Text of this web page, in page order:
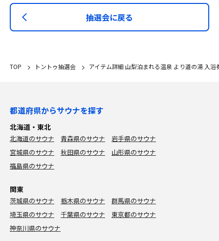
抽選会に戻る
TOP トントゥ抽選会 アイテム詳細 山梨泊まれる温泉 より道の湯 入浴
都道府県からサウナを探す
北海道・東北
北海道のサウナ 青森県のサウナ
岩手県のサウナ
宮城県のサウナ
秋田県のサウナ
山形県のサウナ
福島県のサウナ
関東
茨城県のサウナ 栃木県のサウナ
群馬県のサウナ
埼玉県のサウナ
千葉県のサウナ
東京都のサウナ
神奈川県のサウナ